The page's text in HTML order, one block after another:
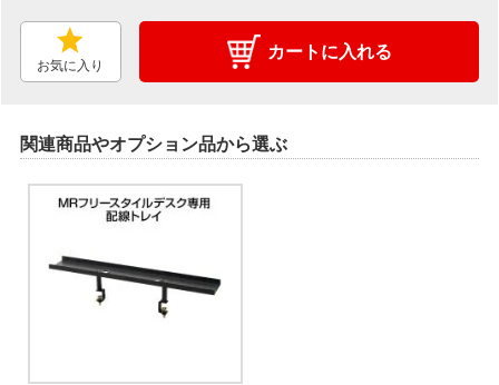
お気に入り
カートに入れる
関連商品やオプション品から選ぶ